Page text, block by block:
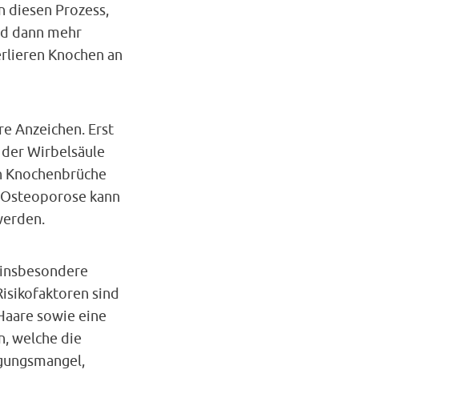
Prozess,
dann mehr
Knochen an
Anzeichen. Erst
Wirbelsäule
kann
sind
sowie eine
welche die